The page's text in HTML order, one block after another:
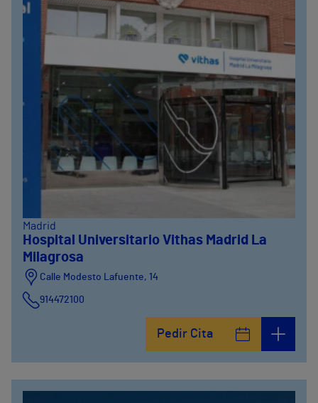
Madrid
Hospital Universitario Vithas Madrid La
Milagrosa
Calle Modesto Lafuente, 14
914472100
Pedir Cita